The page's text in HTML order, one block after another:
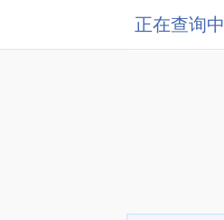
正在查询中